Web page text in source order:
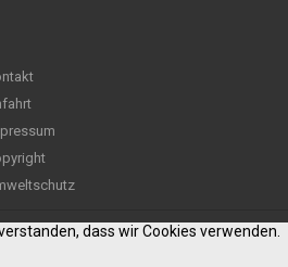
dass wir Cookies verwenden.